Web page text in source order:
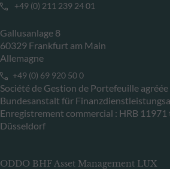
+49 (0) 211 239 24 01
Gallusanlage 8
60329 Frankfurt am Main
Allemagne
+49 (0) 69 920 50 0
Société de Gestion de Portefeuille agréée
Bundesanstalt für
Enregistrement commercial : HRB
Düsseldorf
ODDO BHF Asset Management LUX